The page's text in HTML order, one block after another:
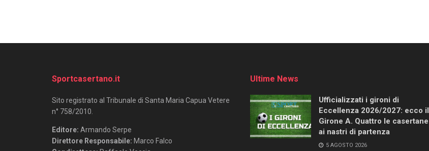
Sportcasertano.it
Sito registrato al Tribunale di Santa Maria Capua Vetere
n° 758/2010.
Editore: Armando Serpe
Direttore Responsabile: Marco Falco
Ultime News
Ufficializzati i gironi di
Eccellenza 2026/2027: ecco il
Girone A. Quattro le casertane
ai nastri di partenza
5 AGOSTO 2026